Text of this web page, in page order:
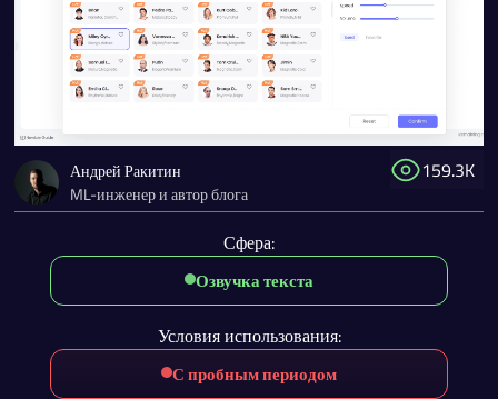
159.3K
Андрей Ракитин
ML-инженер и автор блога
Сфера:
Озвучка текста
Условия использования:
С пробным периодом